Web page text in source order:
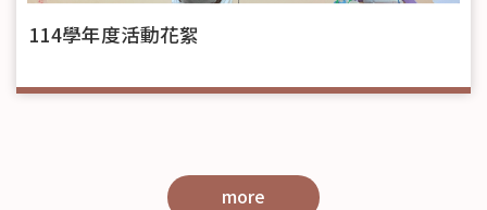
114學年度活動花絮
more